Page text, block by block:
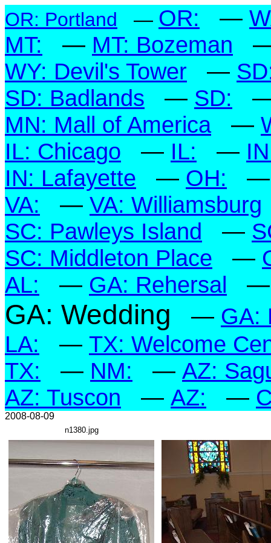
OR: Portland — OR: —
MT: — MT: Bozeman
WY: Devil's Tower —
SD: Badlands — SD:
MN: Mall of America—
IL: Chicago — IL: —
IN: Lafayette — OH:
VA: — VA: Williamsburg
SC: Pawleys Island —
SC: Middleton Place —
AL: — GA: Rehersal
GA: Wedding — GA:
LA: — TX: Welcome
TX: — NM: — AZ:
AZ: Tuscon — AZ: —
2008-08-09
n1380.jpg